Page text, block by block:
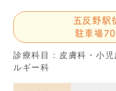
五反野駅
駐車場
診療科目：皮膚科・小
ルギー科